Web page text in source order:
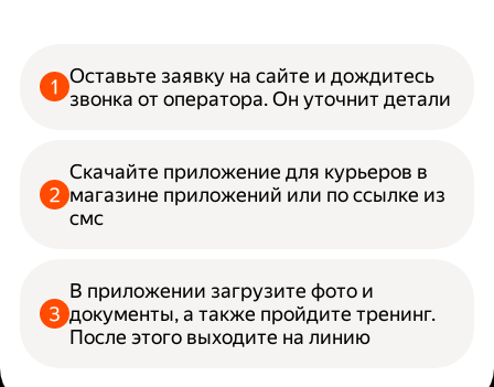
Оставьте заявку на сайте и дождитесь
звонка от оператора. Он уточнит детали
Скачайте приложение для курьеров в
магазине приложений или по ссылке из
смс
В приложении загрузите фото и
документы, а также пройдите тренинг.
После этого выходите на линию